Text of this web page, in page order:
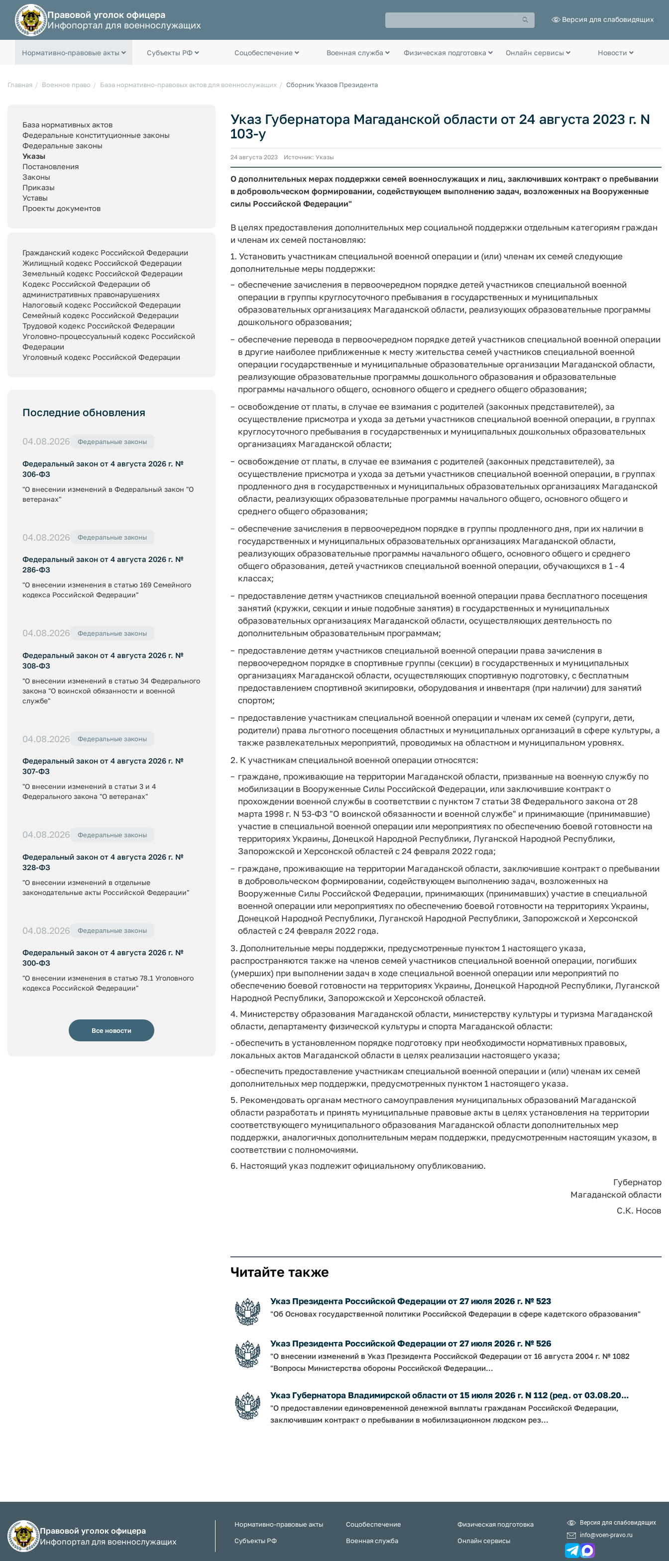
Правовой уголок офицера
Инфопортал для военнослужащих
Версия для слабовидящих
Нормативно-правовые акты Субъекты РФ Соцобеспечение Военная служба Физическая подготовка Онлайн сервисы Новости
Главная Военное право База нормативно-правовых актов для военнослужащих Сборник Указов Президента
База нормативных актов
Федеральные конституционные законы
Федеральные законы
Указы
Постановления
Законы
Приказы
Уставы
Проекты документов
Гражданский кодекс Российской Федерации
Жилищный кодекс Российской Федерации
Земельный кодекс Российской Федерации
Кодекс Российской Федерации об
административных правонарушениях
Налоговый кодекс Российской Федерации
Семейный кодекс Российской Федерации
Трудовой кодекс Российской Федерации
Уголовно-процессуальный кодекс Российской
Федерации
Уголовный кодекс Российской Федерации
Последние обновления
04.08.2026 Федеральные законы
Федеральный закон от 4 августа 2026 г. №
306-ФЗ
"О внесении изменений в Федеральный закон "О
ветеранах"
04.08.2026 Федеральные законы
Федеральный закон от 4 августа 2026 г. №
286-ФЗ
"О внесении изменения в статью 169 Семейного
кодекса Российской Федерации"
04.08.2026 Федеральные законы
Федеральный закон от 4 августа 2026 г. №
308-ФЗ
"О внесении изменений в статью 34 Федерального
закона "О воинской обязанности и военной
службе"
04.08.2026 Федеральные законы
Федеральный закон от 4 августа 2026 г. №
307-ФЗ
"О внесении изменений в статьи 3 и 4
Федерального закона "О ветеранах"
04.08.2026 Федеральные законы
Федеральный закон от 4 августа 2026 г. №
328-ФЗ
"О внесении изменений в отдельные
законодательные акты Российской Федерации"
04.08.2026 Федеральные законы
Федеральный закон от 4 августа 2026 г. №
300-ФЗ
"О внесении изменения в статью 78.1 Уголовного
кодекса Российской Федерации"
Все новости
Указ Губернатора Магаданской области от 24 августа 2023 г. N
103-у
24 августа 2023 Источник: Указы
О дополнительных мерах поддержки семей военнослужащих и лиц, заключивших контракт о пребывании
в добровольческом формировании, содействующем выполнению задач, возложенных на Вооруженные
силы Российской Федерации"
В целях предоставления дополнительных мер социальной поддержки отдельным категориям граждан
и членам их семей постановляю:
1. Установить участникам специальной военной операции и (или) членам их семей следующие
дополнительные меры поддержки:
обеспечение зачисления в первоочередном порядке детей участников специальной военной
операции в группы круглосуточного пребывания в государственных и муниципальных
образовательных организациях Магаданской области, реализующих образовательные программы
дошкольного образования;
обеспечение перевода в первоочередном порядке детей участников специальной военной операции
в другие наиболее приближенные к месту жительства семей участников специальной военной
операции государственные и муниципальные образовательные организации Магаданской области,
реализующие образовательные программы дошкольного образования и образовательные
программы начального общего, основного общего и среднего общего образования;
освобождение от платы, в случае ее взимания с родителей (законных представителей), за
осуществление присмотра и ухода за детьми участников специальной военной операции, в группах
круглосуточного пребывания в государственных и муниципальных дошкольных образовательных
организациях Магаданской области;
освобождение от платы, в случае ее взимания с родителей (законных представителей), за
осуществление присмотра и ухода за детьми участников специальной военной операции, в группах
продленного дня в государственных и муниципальных образовательных организациях Магаданской
области, реализующих образовательные программы начального общего, основного общего и
среднего общего образования;
обеспечение зачисления в первоочередном порядке в группы продленного дня, при их наличии в
государственных и муниципальных образовательных организациях Магаданской области,
реализующих образовательные программы начального общего, основного общего и среднего
общего образования, детей участников специальной военной операции, обучающихся в 1 - 4
классах;
предоставление детям участников специальной военной операции права бесплатного посещения
занятий (кружки, секции и иные подобные занятия) в государственных и муниципальных
образовательных организациях Магаданской области, осуществляющих деятельность по
дополнительным образовательным программам;
предоставление детям участников специальной военной операции права зачисления в
первоочередном порядке в спортивные группы (секции) в государственных и муниципальных
организациях Магаданской области, осуществляющих спортивную подготовку, с бесплатным
предоставлением спортивной экипировки, оборудования и инвентаря (при наличии) для занятий
спортом;
предоставление участникам специальной военной операции и членам их семей (супруги, дети,
родители) права льготного посещения областных и муниципальных организаций в сфере культуры, а
также развлекательных мероприятий, проводимых на областном и муниципальном уровнях.
2. К участникам специальной военной операции относятся:
граждане, проживающие на территории Магаданской области, призванные на военную службу по
мобилизации в Вооруженные Силы Российской Федерации, или заключившие контракт о
прохождении военной службы в соответствии с пунктом 7 статьи 38 Федерального закона от 28
марта 1998 г. N 53-ФЗ "О воинской обязанности и военной службе" и принимающие (принимавшие)
участие в специальной военной операции или мероприятиях по обеспечению боевой готовности на
территориях Украины, Донецкой Народной Республики, Луганской Народной Республики,
Запорожской и Херсонской областей с 24 февраля 2022 года;
граждане, проживающие на территории Магаданской области, заключившие контракт о пребывании
в добровольческом формировании, содействующем выполнению задач, возложенных на
Вооруженные Силы Российской Федерации, принимающих (принимавших) участие в специальной
военной операции или мероприятиях по обеспечению боевой готовности на территориях Украины,
Донецкой Народной Республики, Луганской Народной Республики, Запорожской и Херсонской
областей с 24 февраля 2022 года.
3. Дополнительные меры поддержки, предусмотренные пунктом 1 настоящего указа,
распространяются также на членов семей участников специальной военной операции, погибших
(умерших) при выполнении задач в ходе специальной военной операции или мероприятий по
обеспечению боевой готовности на территориях Украины, Донецкой Народной Республики, Луганской
Народной Республики, Запорожской и Херсонской областей.
4. Министерству образования Магаданской области, министерству культуры и туризма Магаданской
области, департаменту физической культуры и спорта Магаданской области:
- обеспечить в установленном порядке подготовку при необходимости нормативных правовых,
локальных актов Магаданской области в целях реализации настоящего указа;
- обеспечить предоставление участникам специальной военной операции и (или) членам их семей
дополнительных мер поддержки, предусмотренных пунктом 1 настоящего указа.
5. Рекомендовать органам местного самоуправления муниципальных образований Магаданской
области разработать и принять муниципальные правовые акты в целях установления на территории
соответствующего муниципального образования Магаданской области дополнительных мер
поддержки, аналогичных дополнительным мерам поддержки, предусмотренным настоящим указом, в
соответствии с полномочиями.
6. Настоящий указ подлежит официальному опубликованию.
Губернатор
Магаданской области
С.К. Носов
Читайте также
Указ Президента Российской Федерации от 27 июля 2026 г. № 523
"Об Основах государственной политики Российской Федерации в сфере кадетского образования"
Указ Президента Российской Федерации от 27 июля 2026 г. № 526
"О внесении изменений в Указ Президента Российской Федерации от 16 августа 2004 г. № 1082
"Вопросы Министерства обороны Российской Федерации...
Указ Губернатора Владимирской области от 15 июля 2026 г. N 112 (ред. от 03.08.20...
"О предоставлении единовременной денежной выплаты гражданам Российской Федерации,
заключившим контракт о пребывании в мобилизационном людском рез...
Правовой уголок офицера
Инфопортал для военнослужащих
Нормативно-правовые акты Соцобеспечение Физическая подготовка
Субъекты РФ Военная служба Онлайн сервисы
Версия для слабовидящих
info@voen-pravo.ru